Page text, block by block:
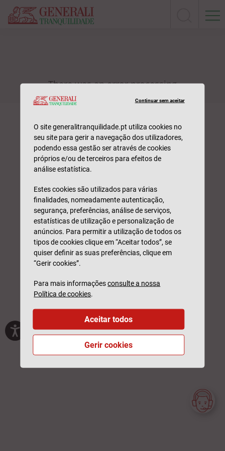
Continuar sem aceitar
O site generalitranquilidade.pt utiliza cookies no
seu site para gerir a navegação dos utilizadores,
podendo essa gestão ser através de cookies
próprios e/ou de terceiros para efeitos de
análise estatística.
Estes cookies são utilizados para várias
finalidades, nomeadamente autenticação,
segurança, preferências, análise de serviços,
estatísticas de utilização e personalização de
anúncios. Para permitir a utilização de todos os
tipos de cookies clique em “Aceitar todos”, se
quiser definir as suas preferências, clique em
“Gerir cookies”.
Para mais informaçõesconsulte a nossa
Política de cookies.
Gerir cookies
Aceitar todos